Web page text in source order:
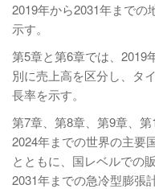
2019年から2031年までの
示す。
第5章と第6章では、2019
別に売上高を区分し、タ
長率を示す。
第7章、第8章、第9章、
2024年までの世界の主要
とともに、国レベルでの
2031年までの急冷型膨張